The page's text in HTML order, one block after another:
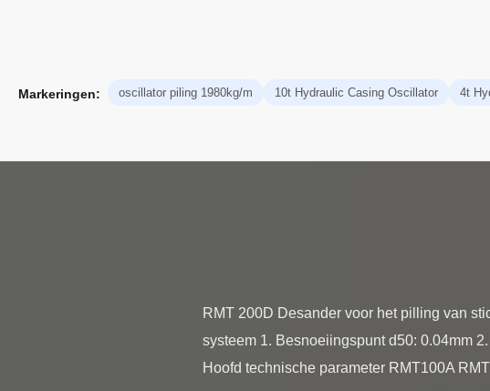
Markeringen: oscillator piling 1980kg/m 10t Hydraulic Casing Oscillator 4t
RMT 200D Desander voor het pilling van
systeem 1. Besnoeiingspunt d50: 0.04mm